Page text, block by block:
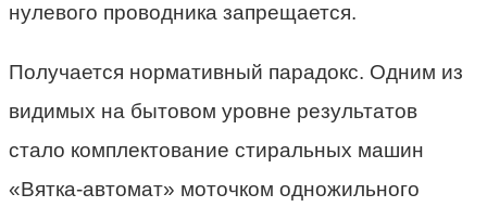
нулевого проводника запрещается.
Получается нормативный парадокс. Одним из
видимых на бытовом уровне результатов
стало комплектование стиральных машин
«Вятка-автомат» моточком одножильного